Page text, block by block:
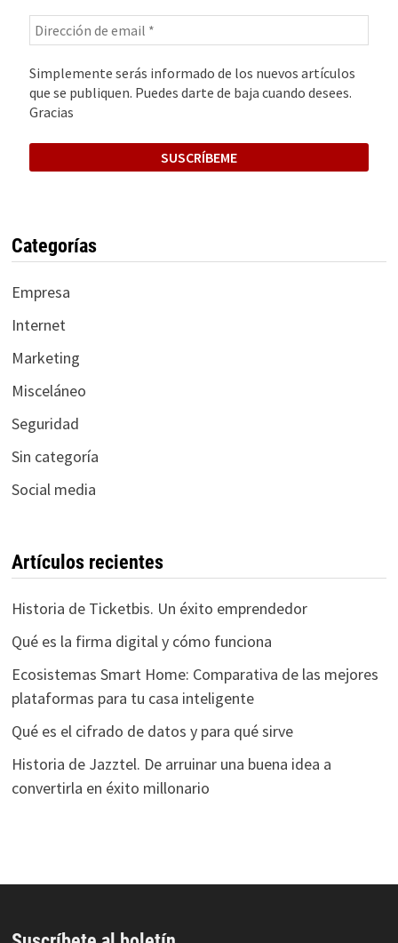
Simplemente serás informado de los nuevos artículos
que se publiquen. Puedes darte de baja cuando desees.
Gracias
Categorías
Empresa
Internet
Marketing
Misceláneo
Seguridad
Sin categoría
Social media
Artículos recientes
Historia de Ticketbis. Un éxito emprendedor
Qué es la firma digital y cómo funciona
Ecosistemas Smart Home: Comparativa de las mejores
plataformas para tu casa inteligente
Qué es el cifrado de datos y para qué sirve
Historia de Jazztel. De arruinar una buena idea a
convertirla en éxito millonario